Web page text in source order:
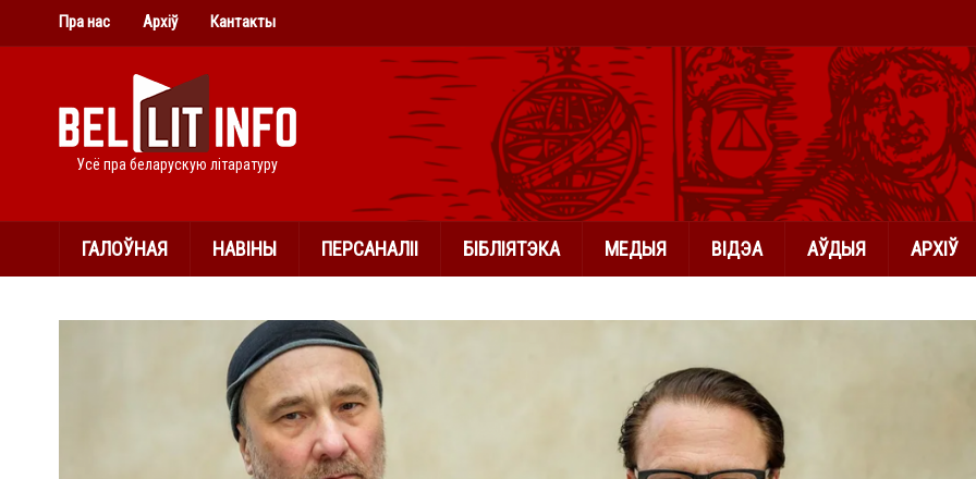
Пра нас Архіў Кантакты
Усё пра беларускую літаратуру
ГАЛОЎНАЯ НАВІНЫ ПЕРСАНАЛІІ БІБЛІЯТЭКА МЕДЫЯ ВІДЭА АЎДЫЯ АРХІЎ